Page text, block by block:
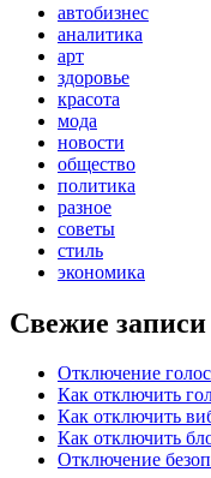
автобизнес
аналитика
арт
здоровье
красота
мода
новости
общество
политика
разное
советы
стиль
экономика
Свежие записи
Отключение
Как отключить
Как отключить
Как отключить
Отключение